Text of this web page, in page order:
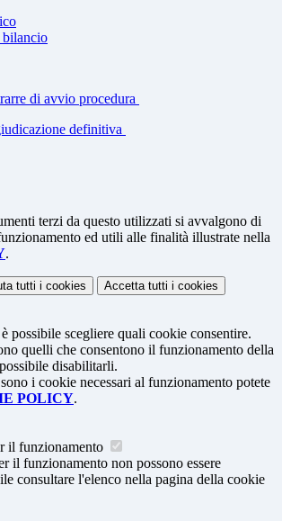
bilancio
di avvio procedura
definitiva
terzi da questo utilizzati si avvalgono di
ed utili alle finalità illustrate nella
.
tutti i cookies Accetta tutti i cookies
possibile scegliere quali cookie consentire.
quelli che consentono il funzionamento della
disabilitarli.
i cookie necessari al funzionamento potete
POLICY.
il funzionamento
il funzionamento non possono essere
consultare l'elenco nella pagina della cookie